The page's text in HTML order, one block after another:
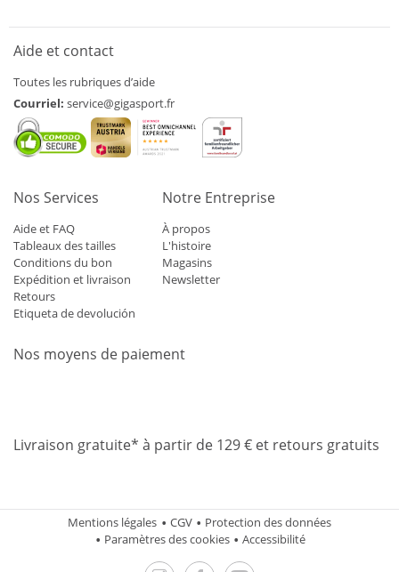
Aide et contact
Toutes les rubriques d’aide
Courriel: service@gigasport.fr
Nos Services
Aide et FAQ
Tableaux des tailles
Conditions du bon
Expédition et livraison
Retours
Etiqueta de devolución
Notre Entreprise
À propos
L'histoire
Magasins
Newsletter
Nos moyens de paiement
Livraison gratuite* à partir de 129 € et retours gratuits
Mentions légales CGV
Protection des données
Paramètres des cookies
Accessibilité